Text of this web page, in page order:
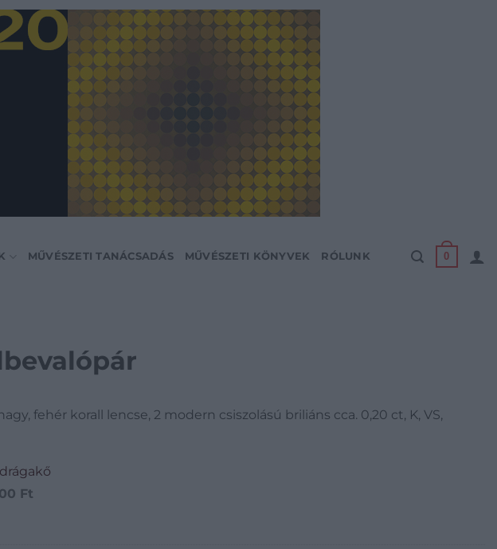
MŰVÉSZETI TANÁCSADÁS MŰVÉSZETI KÖNYVEK RÓLUNK 0
fehér korall lencse, 2 modern csiszolású briliáns cca. 0,20 ct, K, VS,
Ft